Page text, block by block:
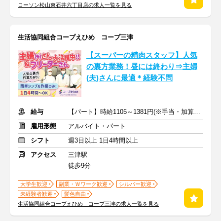
ローソン松山東石井六丁目店の求人一覧を見る
生活協同組合コープえひめ コープ三津
【スーパーの精肉スタッフ】人気
の裏方業務！昼には終わり⇒主婦
(夫)さんに最適＊経験不問
給与
【パート】時給1105～1381円(※手当・加算含む) ＋交通費
雇用形態
アルバイト・パート
シフト
週3日以上 1日4時間以上
アクセス
三津駅
徒歩9分
大学生歓迎 副業・Ｗワーク歓迎
シルバー歓迎
未経験者歓迎
髪色自由
生活協同組合コープえひめ コープ三津の求人一覧を見る